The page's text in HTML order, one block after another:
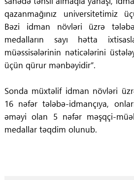
qazanmağınız universitetimiz
Bəzi idman növləri üzrə
medalların sayı hətta
müəssisələrinin nəticələrini
üçün qürur mənbəyidir”.
Sonda müxtəlif idman növləri
16 nəfər tələbə-idmançıya,
əməyi olan 5 nəfər məşqçi-
medallar təqdim olunub.